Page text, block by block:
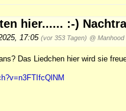
hier...... :-)
17:05 (vor 353 Tagen) @ Manhood
Das Liedchen hier wird sie